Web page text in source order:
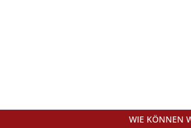
WIE KÖNNEN